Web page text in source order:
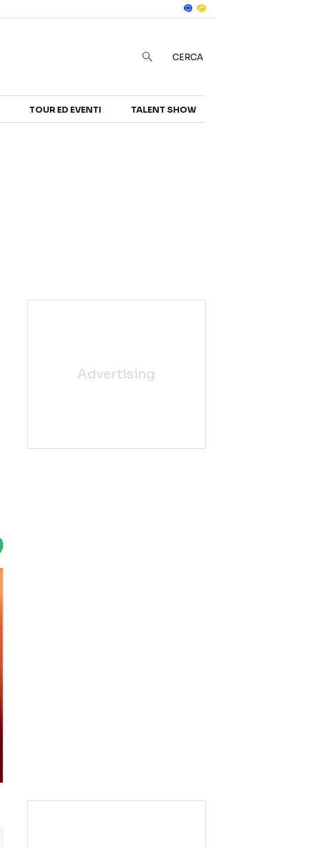
CERCA
TOUR ED EVENTI TALENT SHOW